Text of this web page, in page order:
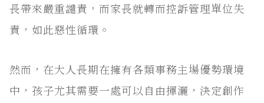
長帶來嚴重譴責，而家長就轉而控訴管理單位失
責，如此惡性循環。
然而，在大人長期在擁有各類事務主場優勢環境
中，孩子尤其需要一處可以自由揮灑，決定創作